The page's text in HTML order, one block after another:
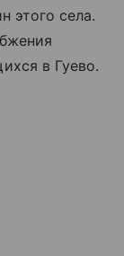
этого села.
в Гуево.